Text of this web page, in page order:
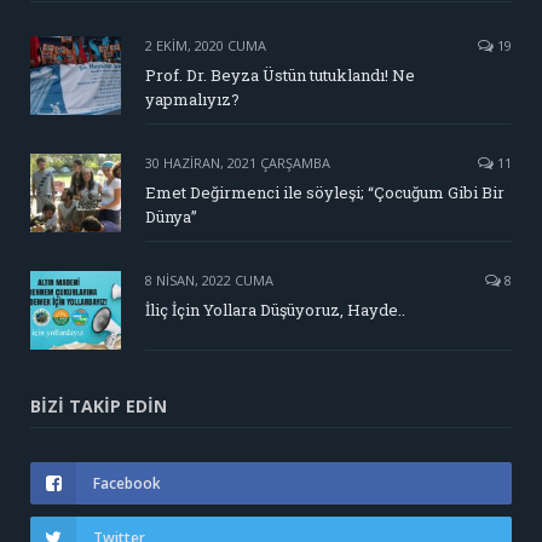
2 EKIM, 2020 CUMA 19
Prof. Dr. Beyza Üstün tutuklandı! Ne
yapmalıyız?
30 HAZIRAN, 2021 ÇARŞAMBA 11
Emet Değirmenci ile söyleşi; “Çocuğum Gibi Bir
Dünya”
8 NISAN, 2022 CUMA 8
İliç İçin Yollara Düşüyoruz, Hayde..
BIZI TAKIP EDIN
Facebook
Twitter